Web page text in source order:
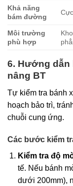
Khả năng
bám đường
Môi trường
phù hợp
6. Hướng dẫn
nâng BT
Tự kiểm tra bánh
hoạch bảo trì,
chuỗi cung ứng.
Các bước kiểm
Kiểm tra độ
tế. Nếu bánh
dưới 200mm),